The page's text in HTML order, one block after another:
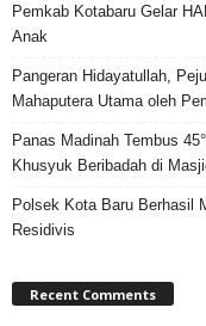
Pemkab Kotabaru Gelar
Anak
Pangeran Hidayatullah,
Mahaputera Utama oleh
Panas Madinah Tembus
Khusyuk Beribadah di
Polsek Kota Baru Berhasil
Residivis
Recent Comments